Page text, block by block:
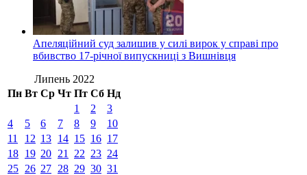
Апеляційний суд залишив у силі вирок у справі про
вбивство 17-річної випускниці з Вишнівця
Липень 2022
Пн Вт Ср Чт Пт Сб Нд
1
2
3
4
5 6 7 8 9
10
11
12 13 14 15 16 17
18 19 20 21 22 23 24
25 26 27 28 29 30 31